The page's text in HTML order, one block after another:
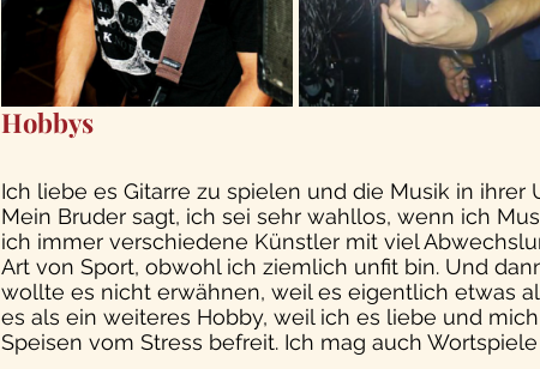
Hobbys
Ich liebe es Gitarre zu spielen und die Musik in ihrer
Mein Bruder sagt, ich sei sehr wahllos, wenn ich
ich immer verschiedene Künstler mit viel
Art von Sport, obwohl ich ziemlich unfit bin. Und
wollte es nicht erwähnen, weil es eigentlich etwas
es als ein weiteres Hobby, weil ich es liebe und
Speisen vom Stress befreit. Ich mag auch